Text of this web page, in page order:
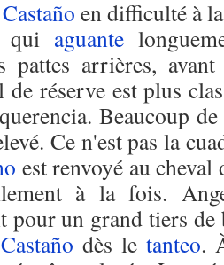
Castaño en difficulté à
qui aguante
pattes arrières,
de réserve est plus
Beaucoup
Ce n'est pas la
est renvoyé au
à la fois.
pour un grand tiers
Castaño dès le tanteo.